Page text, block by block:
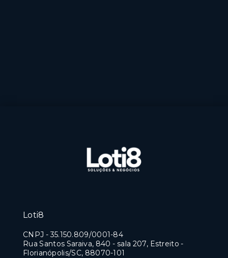
Loti8
CNPJ -35.150.809/0001-84
Rua Santos Saraiva, 840 - sala 207, Estreito -
Florianópolis/SC, 88070-101